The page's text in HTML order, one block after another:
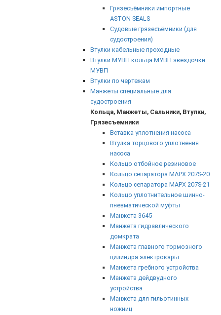
Грязесъёмники импортные
ASTON SEALS
Судовые грязесъёмники (для
судостроения)
Втулки кабельные проходные
Втулки МУВП кольца МУВП звездочки
МУВП
Втулки по чертежам
Манжеты специальные для
судостроения
Кольца, Манжеты, Сальники, Втулки,
Грязесъемники
Вставка уплотнения насоса
Втулка торцового уплотнения
насоса
Кольцо отбойное резиновое
Кольцо сепаратора МАРХ 207S-20
Кольцо сепаратора МАРХ 207S-21
Кольцо уплотнительное шинно-
пневматической муфты
Манжета 3645
Манжета гидравлического
домкрата
Манжета главного тормозного
цилиндра электрокары
Манжета гребного устройства
Манжета дейдвудного
устройства
Манжета для гильотинных
ножниц